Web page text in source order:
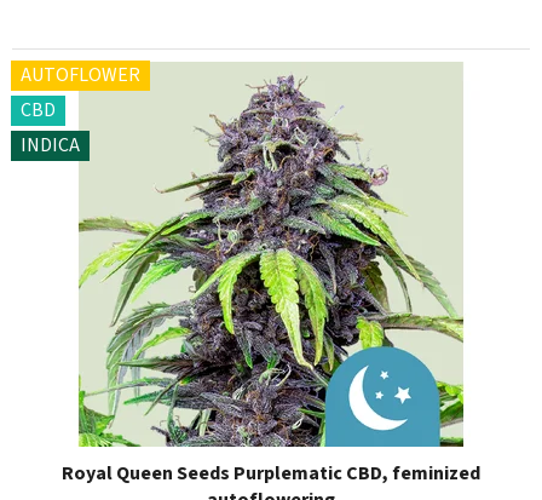
AUTOFLOWER
CBD
INDICA
Royal Queen Seeds Purplematic CBD, feminized